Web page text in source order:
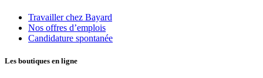
Travailler chez Bayard
Nos offres d’emplois
Candidature spontanée
Les boutiques en ligne